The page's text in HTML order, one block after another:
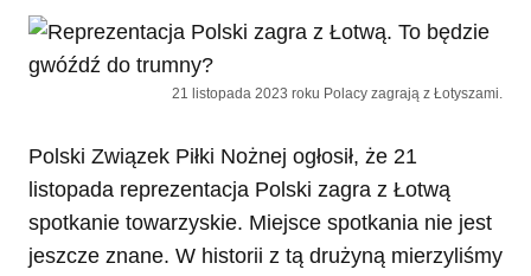
21 listopada 2023 roku Polacy zagrają z Łotyszami.
Polski Związek Piłki Nożnej ogłosił, że 21
listopada reprezentacja Polski zagra z Łotwą
spotkanie towarzyskie. Miejsce spotkania nie jest
jeszcze znane. W historii z tą drużyną mierzyliśmy